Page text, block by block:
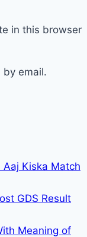
in this browser
email.
Aaj Kiska Match
GDS Result
Meaning of